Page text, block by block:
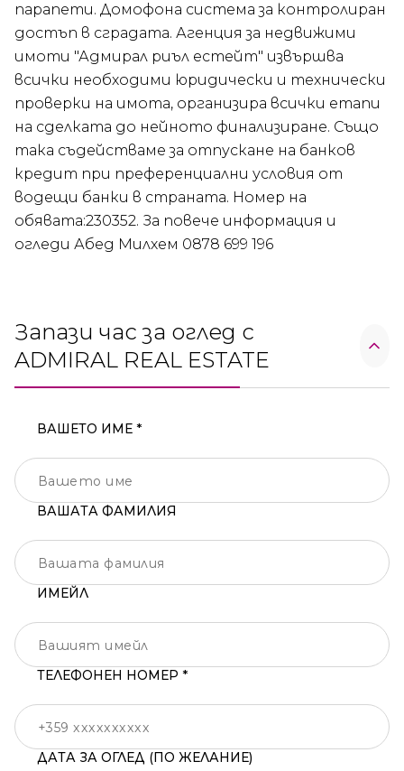
парапети. Домофона система за контролиран
достъп в сградата. Агенция за недвижими
имоти "Адмирал риъл естейт" извършва
всички необходими юридически и технически
проверки на имота, организира всички етапи
на сделката до нейното финализиране. Също
така съдействаме за отпускане на банков
кредит при преференциални условия от
водещи банки в страната. Номер на
обявата:230352. За повече информация и
огледи Абед Милхем 0878 699 196
Запази час за оглед с
ADMIRAL REAL ESTATE
ВАШЕТО ИМЕ *
ВАШАТА ФАМИЛИЯ
ИМЕЙЛ
ТЕЛЕФОНЕН НОМЕР *
ДАТА ЗА ОГЛЕД (ПО ЖЕЛАНИЕ)